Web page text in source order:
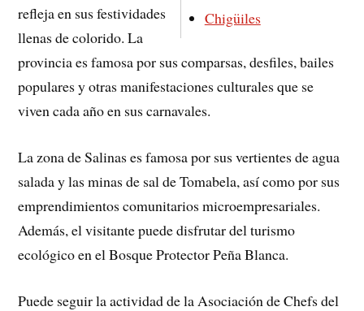
Chigüiles
refleja en sus festividades
llenas de colorido. La
provincia es famosa por sus comparsas, desfiles, bailes
populares y otras manifestaciones culturales que se
viven cada año en sus carnavales.
La zona de Salinas es famosa por sus vertientes de agua
salada y las minas de sal de Tomabela, así como por sus
emprendimientos comunitarios microempresariales.
Además, el visitante puede disfrutar del turismo
ecológico en el Bosque Protector Peña Blanca.
Puede seguir la actividad de la Asociación de Chefs del